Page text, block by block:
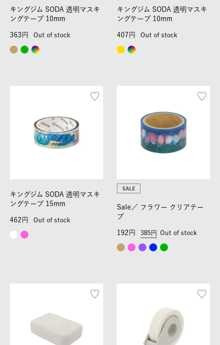
キングジム SODA 透明マスキ
ングテープ 10mm
363 Out of stock
キングジム SODA 透明マスキ
ングテープ 10mm
407 Out of stock
キングジム SODA 透明マスキ
ングテープ 15mm
462 Out of stock
SALE
Sale／ フラワー クリアテー
プ
385
192 Out of stock